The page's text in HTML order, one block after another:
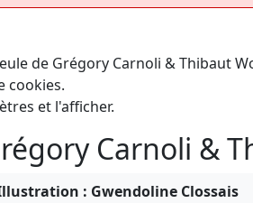
cookies.
et l'afficher.
Carnoli &
: Gwendoline Clossais